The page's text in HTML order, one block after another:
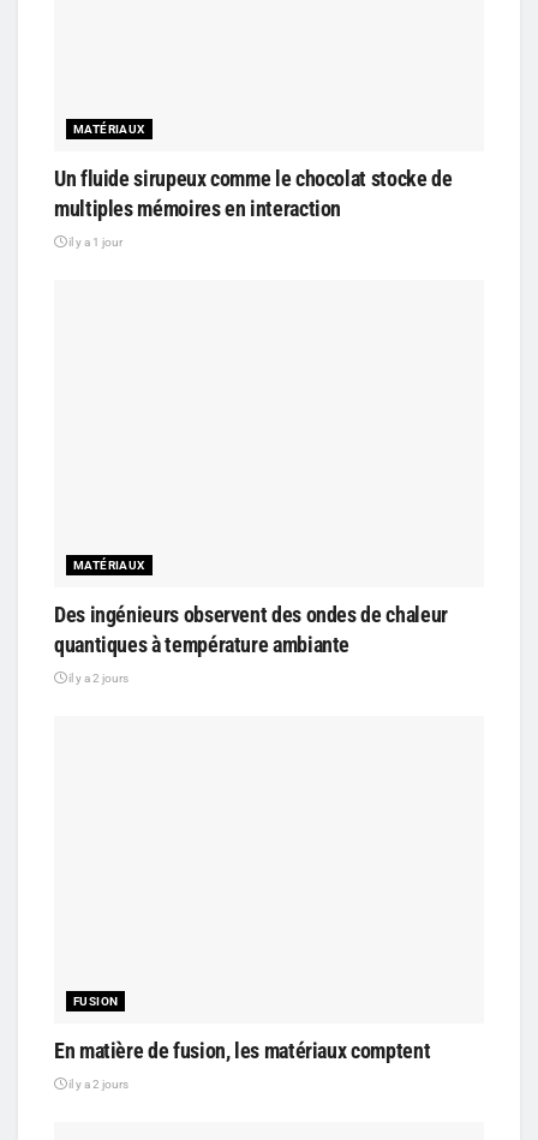
MATÉRIAUX
Un fluide sirupeux comme le chocolat stocke de
multiples mémoires en interaction
il y a 1 jour
MATÉRIAUX
Des ingénieurs observent des ondes de chaleur
quantiques à température ambiante
il y a 2 jours
FUSION
En matière de fusion, les matériaux comptent
il y a 2 jours